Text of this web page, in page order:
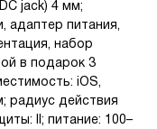
jack) 4 мм;
адаптер питания,
набор
в подарок 3
iOS,
радиус действия
II; питание: 100–